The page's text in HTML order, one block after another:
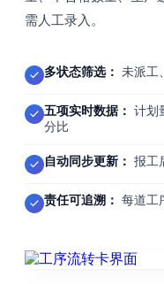
需人工录入。
多状态筛选： 未派工
五项实时数据： 计划
分比
自动同步更新： 报工
责任可追溯： 每道工